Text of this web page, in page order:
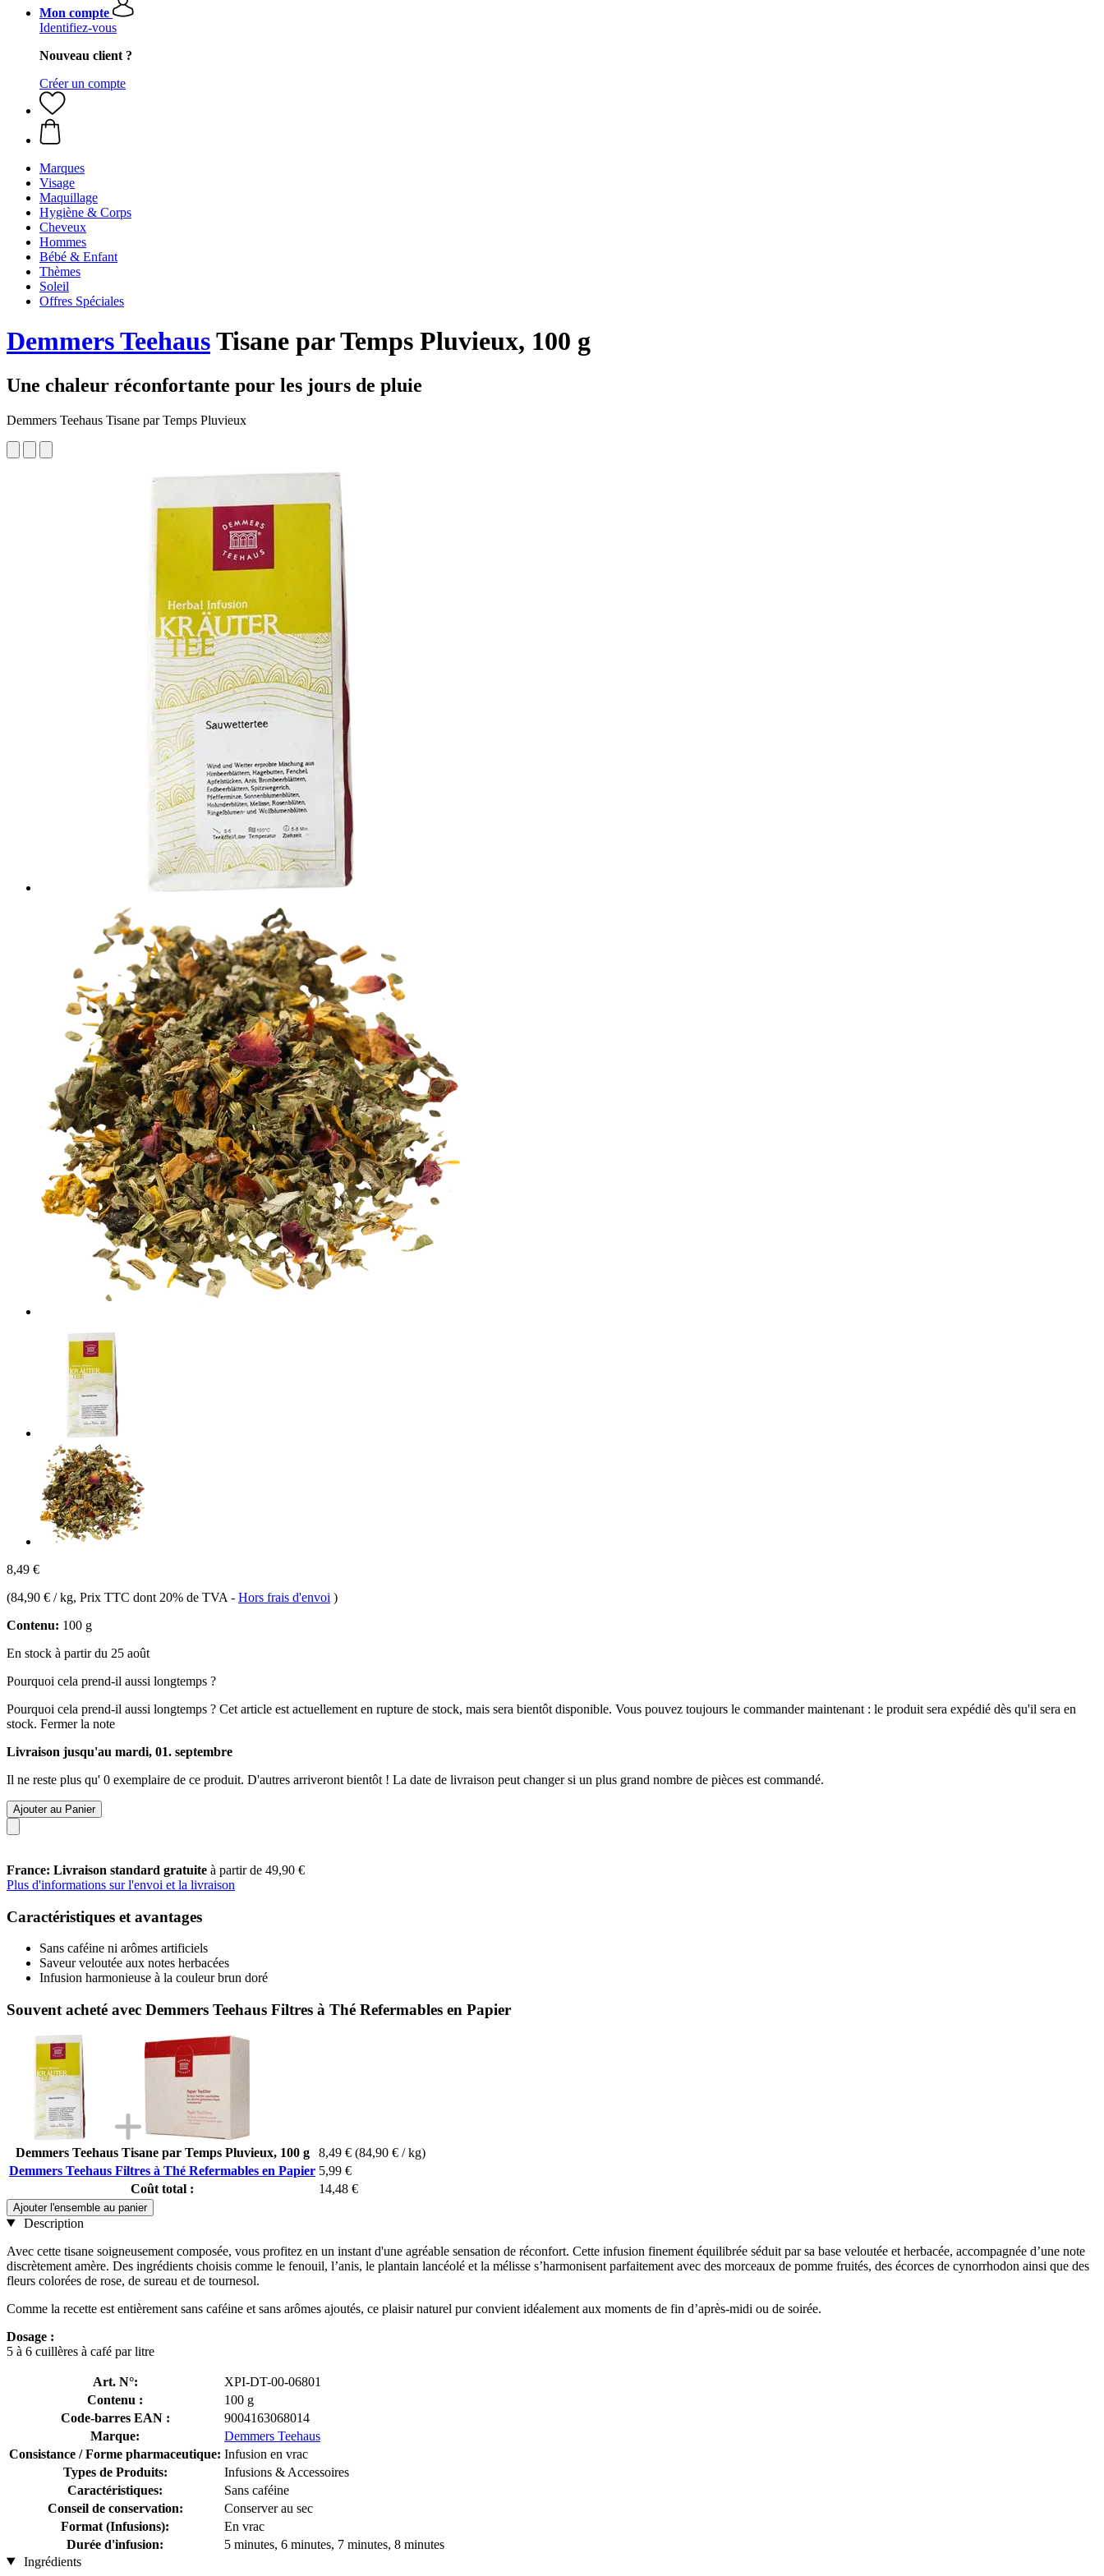
Mon compte
Identifiez-vous
Nouveau client ?
Créer un compte
Marques
Visage
Maquillage
Hygiène & Corps
Cheveux
Hommes
Bébé & Enfant
Thèmes
Soleil
Offres Spéciales
Demmers TeehausTisane par Temps Pluvieux, 100 g
Une chaleur réconfortante pour les jours de pluie
Demmers Teehaus Tisane par Temps Pluvieux
8,49 €
(84,90 € / kg, Prix TTC dont 20% de TVA - Hors frais d'envoi )
Contenu: 100 g
En stock à partir du 25 août
Pourquoi cela prend-il aussi longtemps ?
Pourquoi cela prend-il aussi longtemps ? Cet article est actuellement en rupture de stock, mais sera bientôt disponible. Vous pouvez toujours le commander maintenant : le produit sera expédié dès qu'il sera en
stock. Fermer la note
Livraison jusqu'au mardi, 01. septembre
Il ne reste plus qu' 0 exemplaire de ce produit. D'autres arriveront bientôt ! La date de livraison peut changer si un plus grand nombre de pièces est commandé.
Ajouter au Panier
France: Livraison standard gratuite à partir de 49,90 €
Plus d'informations sur l'envoi et la livraison
Caractéristiques et avantages
Sans caféine ni arômes artificiels
Saveur veloutée aux notes herbacées
Infusion harmonieuse à la couleur brun doré
Souvent acheté avec Demmers Teehaus Filtres à Thé Refermables en Papier
Demmers Teehaus Tisane par Temps Pluvieux, 100 g 8,49 € (84,90 € / kg)
Demmers Teehaus Filtres à Thé Refermables en Papier 5,99 €
Coût total :
14,48 €
Ajouter l'ensemble au panier
Description
Avec cette tisane soigneusement composée, vous profitez en un instant d'une agréable sensation de réconfort. Cette infusion finement équilibrée séduit par sa base veloutée et herbacée, accompagnée d’une note
discrètement amère. Des ingrédients choisis comme le fenouil, l’anis, le plantain lancéolé et la mélisse s’harmonisent parfaitement avec des morceaux de pomme fruités, des écorces de cynorrhodon ainsi que des
fleurs colorées de rose, de sureau et de tournesol.
Comme la recette est entièrement sans caféine et sans arômes ajoutés, ce plaisir naturel pur convient idéalement aux moments de fin d’après-midi ou de soirée.
Dosage :
5 à 6 cuillères à café par litre
Art. N°:
XPI-DT-00-06801
Contenu :
100 g
Code-barres EAN :
9004163068014
Marque:
Demmers Teehaus
Consistance / Forme pharmaceutique: Infusion en vrac
Types de Produits:
Infusions & Accessoires
Caractéristiques:
Sans caféine
Conseil de conservation:
Conserver au sec
Format (Infusions):
En vrac
Durée d'infusion:
5 minutes, 6 minutes, 7 minutes, 8 minutes
Ingrédients